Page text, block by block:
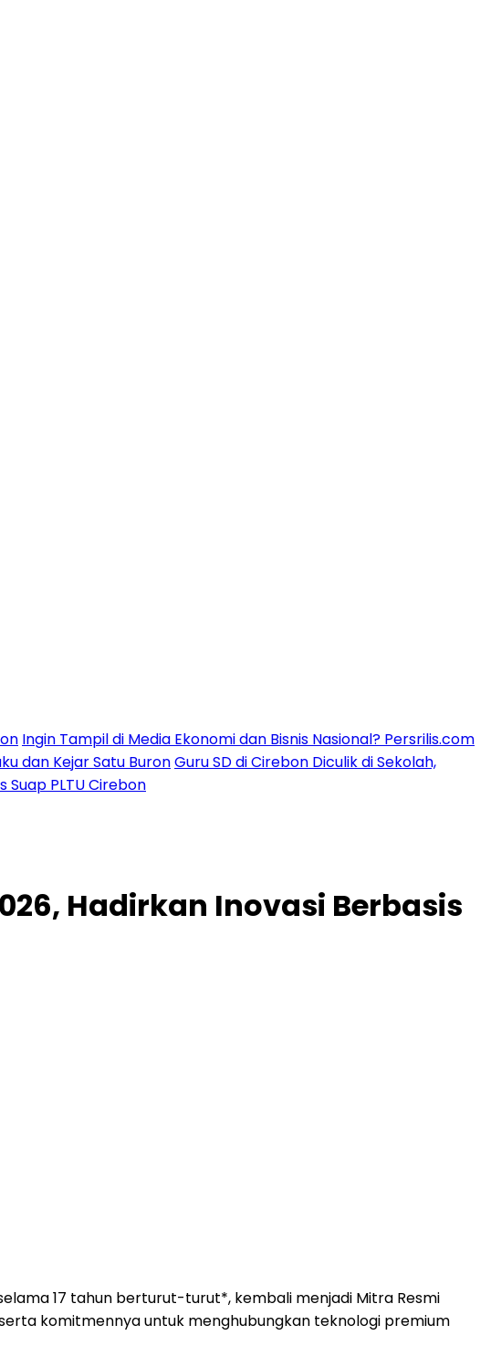
Ingin Tampil di Media Ekonomi dan Bisnis Nasional? Persrilis.com
dan Kejar Satu BuronGuru SD di Cirebon Diculik di Sekolah,
Suap PLTU Cirebon
Hadirkan Inovasi Berbasis
17 tahun berturut-turut*, kembali menjadi Mitra Resmi
komitmennya untuk menghubungkan teknologi premium